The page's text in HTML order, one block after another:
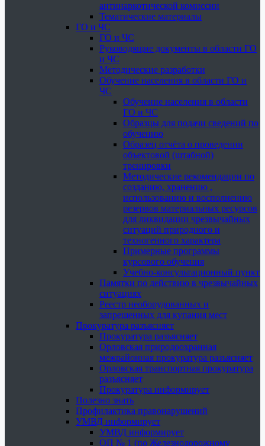
антинаркотической комиссии
Тематические материалы
ГО и ЧС
ГО и ЧС
Руководящие документы в области ГО
и ЧС
Методические разработки
Обучение населения в области ГО и
ЧС
Обучение населения в области
ГО и ЧС
Образцы для подачи сведений по
обучению
Образец отчёта о проведении
объектовой (штабной)
тренировки
Методические рекомендации по
созданию, хранению ,
использованию и восполнению
резервов материальных ресурсов
для ликвидации чрезвычайных
ситуаций природного и
техногенного характера
Примерные программы
курсового обучения
Учебно-консультационный пункт
Памятки по действию в чрезвычайных
ситуациях
Реестр необорудованных и
запрещенных для купания мест
Прокуратура разъясняет
Прокуратура разъясняет
Орловская природоохранная
межрайонная прокуратура разъясняет
Орловская транспортная прокуратура
разъясняет
Прокуратура информирует
Полезно знать
Профилактика правонарушений
УМВД информирует
УМВД информирует
ОП № 1 (по Железнодорожному